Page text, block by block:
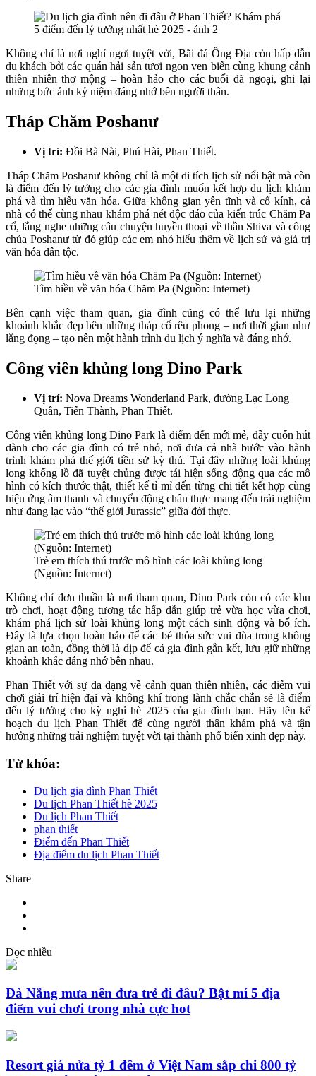
Không chỉ là nơi nghỉ ngơi tuyệt vời, Bãi đá Ông Địa còn hấp dẫn
du khách bởi các quán hải sản tươi ngon ven biển cùng khung cảnh
thiên nhiên thơ mộng – hoàn hảo cho các buổi dã ngoại, ghi lại
những bức ảnh kỷ niệm đáng nhớ bên người thân.
Tháp Chăm Poshanư
Vị trí: Đồi Bà Nài, Phú Hài, Phan Thiết.
Tháp Chăm Poshanư không chỉ là một di tích lịch sử nổi bật mà còn
là điểm đến lý tưởng cho các gia đình muốn kết hợp du lịch khám
phá và tìm hiểu văn hóa. Giữa không gian yên tĩnh và cổ kính, cả
nhà có thể cùng nhau khám phá nét độc đáo của kiến trúc Chăm Pa
cổ, lắng nghe những câu chuyện huyền thoại về thần Shiva và công
chúa Poshanư từ đó giúp các em nhỏ hiểu thêm về lịch sử và giá trị
văn hóa dân tộc.
Tìm hiều về văn hóa Chăm Pa (Nguồn: Internet)
Bên cạnh việc tham quan, gia đình cũng có thể lưu lại những
khoảnh khắc đẹp bên những tháp cổ rêu phong – nơi thời gian như
lắng đọng – tạo nên một hành trình du lịch ý nghĩa và đáng nhớ.
Công viên khủng long Dino Park
Vị trí: Nova Dreams Wonderland Park, đường Lạc Long
Quân, Tiến Thành, Phan Thiết.
Công viên khủng long Dino Park là điểm đến mới mẻ, đầy cuốn hút
dành cho các gia đình có trẻ nhỏ, nơi đưa cả nhà bước vào hành
trình khám phá thế giới tiền sử kỳ thú. Tại đây những loài khủng
long khổng lồ đã tuyệt chủng được tái hiện sống động qua các mô
hình có kích thước thật, thiết kế tỉ mỉ đến từng chi tiết kết hợp cùng
hiệu ứng âm thanh và chuyển động chân thực mang đến trải nghiệm
như đang lạc vào “thế giới Jurassic” giữa đời thực.
Trẻ em thích thú trước mô hình các loài khủng long
(Nguồn: Internet)
Không chỉ đơn thuần là nơi tham quan, Dino Park còn có các khu
trò chơi, hoạt động tương tác hấp dẫn giúp trẻ vừa học vừa chơi,
khám phá lịch sử loài khủng long một cách sinh động và bổ ích.
Đây là lựa chọn hoàn hảo để các bé thỏa sức vui đùa trong không
gian an toàn, đồng thời là dịp để cả gia đình gắn kết, lưu giữ những
khoảnh khắc đáng nhớ bên nhau.
Phan Thiết với sự đa dạng về cảnh quan thiên nhiên, các điểm vui
chơi giải trí hiện đại và không khí trong lành chắc chắn sẽ là điểm
đến lý tưởng cho kỳ nghỉ hè 2025 của gia đình bạn. Hãy lên kế
hoạch du lịch Phan Thiết để cùng người thân khám phá và tận
hưởng những trải nghiệm tuyệt vời tại thành phố biển xinh đẹp này.
Từ khóa:
Du lịch gia đình Phan Thiết
Du lịch Phan Thiết hè 2025
Du lịch Phan Thiết
phan thiết
Điểm đến Phan Thiết
Địa điểm du lịch Phan Thiết
Share
Đọc nhiều
Đà Nẵng mưa nên đưa trẻ đi đâu? Bật mí 5 địa
điểm vui chơi trong nhà cực hot
Resort giá nửa tỷ 1 đêm ở Việt Nam sắp chi 800 tỷ